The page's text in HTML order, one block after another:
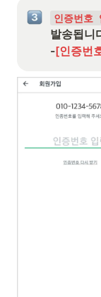
인증번호
발송됩니
-[인증번